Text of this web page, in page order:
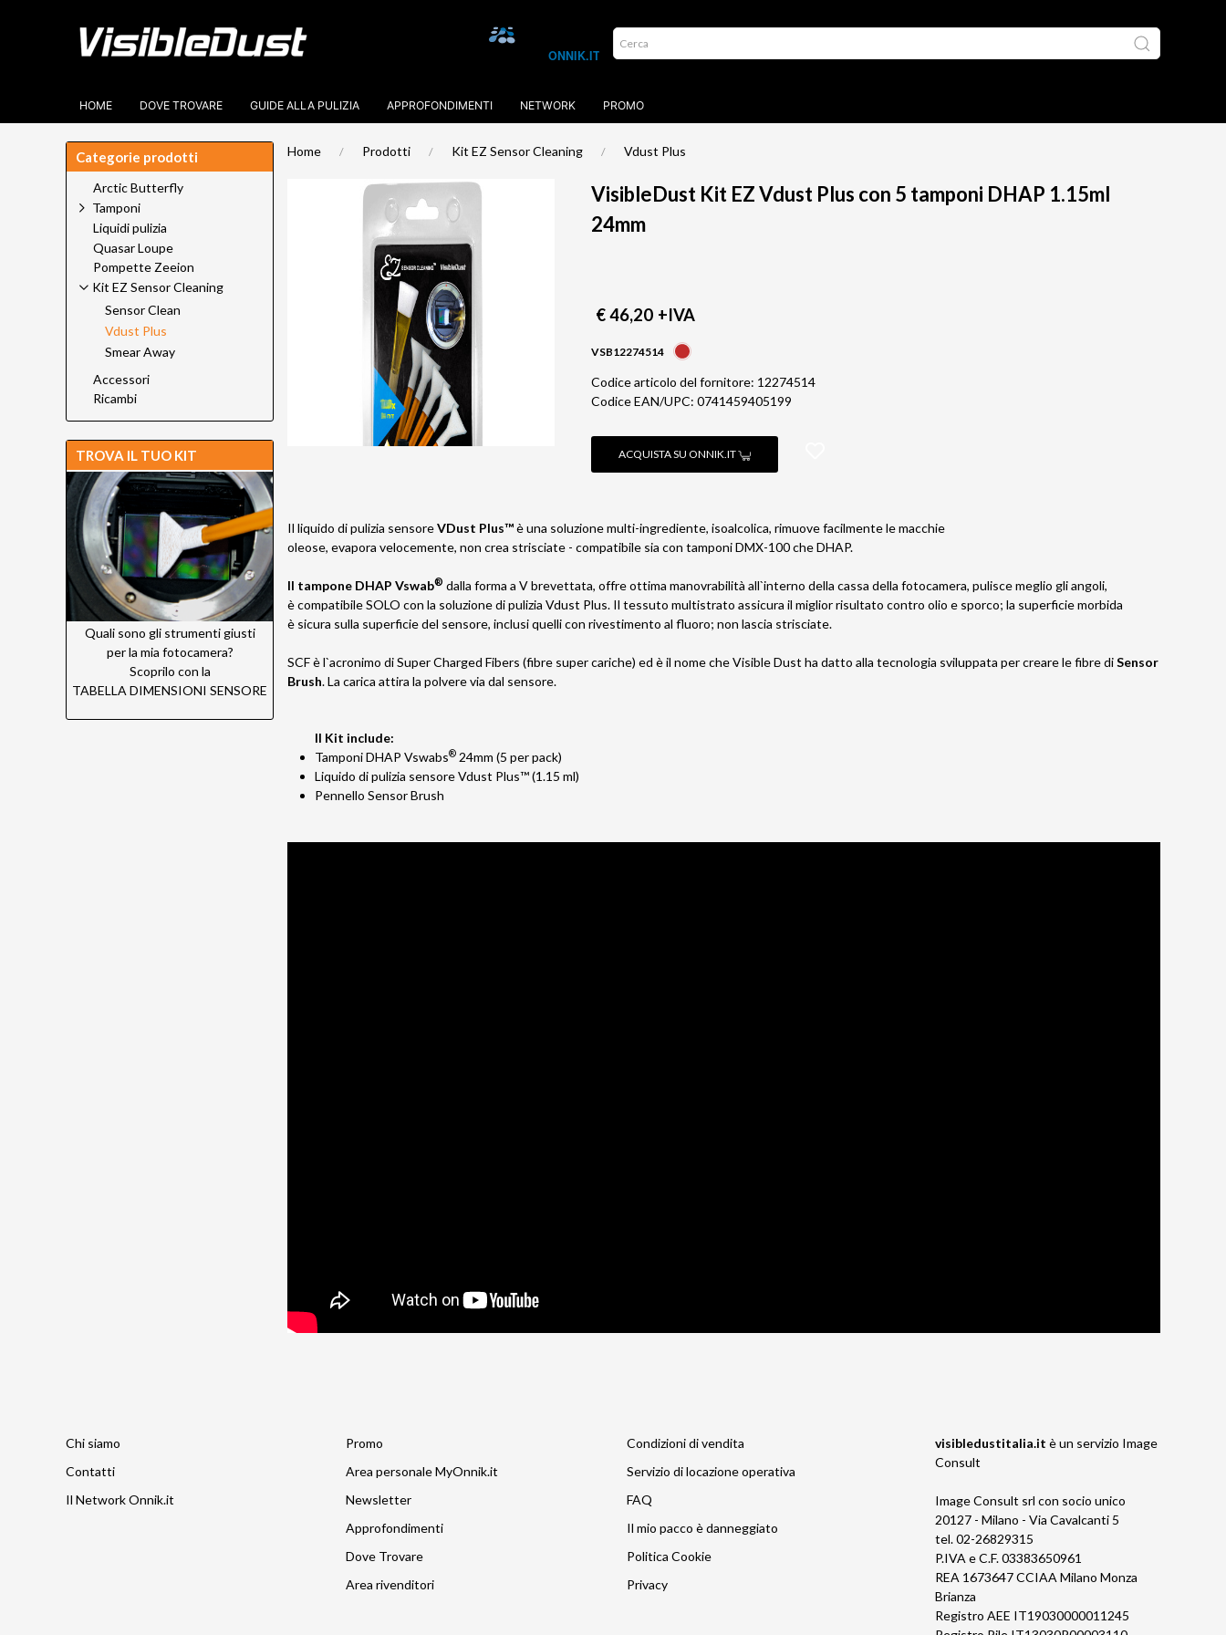
HOME DOVE TROVARE GUIDE ALLA PULIZIA APPROFONDIMENTI NETWORK PROMO
Home Prodotti Kit EZ Sensor Cleaning Vdust Plus
VisibleDust Kit EZ Vdust Plus con 5 tamponi DHAP 1.15ml
24mm
€ 46,20 +IVA
VSB12274514
Codice articolo del fornitore: 12274514
Codice EAN/UPC: 0741459405199
ACQUISTA SU ONNIK.IT
Il liquido di pulizia sensoreVDust Plus™è una soluzione multi-ingrediente, isoalcolica, rimuove facilmente le macchie
oleose, evapora velocemente, non crea strisciate - compatibile sia con tamponi DMX-100 che DHAP.
Il tampone DHAP Vswab® dalla forma a V brevettata, offre ottima manovrabilità all`interno della cassa della fotocamera, pulisce meglio gli angoli,
è compatibile SOLO con la soluzione di pulizia Vdust Plus. Il tessuto multistrato assicura il miglior risultato contro olio e sporco; la superficie morbida
è sicura sulla superficie del sensore, inclusi quelli con rivestimento al fluoro; non lascia strisciate.
SCF è l`acronimo di Super Charged Fibers (fibre super cariche) ed è il nome che Visible Dust ha datto alla tecnologia sviluppata per creare le fibre diSensor
Brush. La carica attira la polvere via dal sensore.
Il Kit include:
Tamponi DHAP Vswabs® 24mm (5 per pack)
Liquido di pulizia sensore Vdust Plus™ (1.15 ml)
Pennello Sensor Brush
Categorie prodotti
Arctic Butterfly
Tamponi
Liquidi pulizia
Quasar Loupe
Pompette Zeeion
Kit EZ Sensor Cleaning
Sensor Clean
Vdust Plus
Smear Away
Accessori
Ricambi
TROVA IL TUO KIT
Quali sono gli strumenti giusti
per la mia fotocamera?
Scoprilo con la
TABELLA DIMENSIONI SENSORE
Chi siamo
Contatti
Il Network Onnik.it
Promo
Area personale MyOnnik.it
Newsletter
Approfondimenti
Dove Trovare
Area rivenditori
Condizioni di vendita
Servizio di locazione operativa
FAQ
Il mio pacco è danneggiato
Politica Cookie
Privacy
visibledustitalia.it è un servizio Image
Consult
Image Consult srl con socio unico
20127 - Milano - Via Cavalcanti 5
tel. 02-26829315
P.IVA e C.F. 03383650961
REA 1673647 CCIAA Milano Monza
Brianza
Registro AEE IT19030000011245